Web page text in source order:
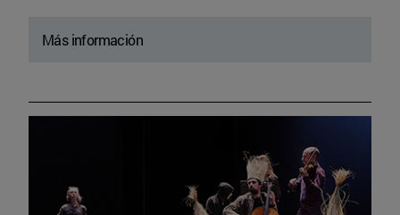
Más información